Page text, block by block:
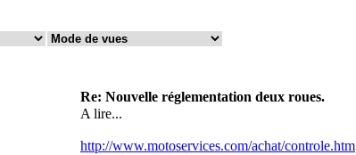
Re: Nouvelle réglementation deux roues.
A lire...
http://www.motoservices.com/achat/controle.htm